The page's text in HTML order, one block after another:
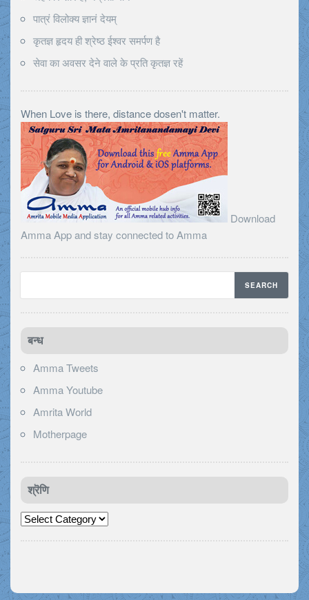
पात्रं विलोक्य ज्ञानं देयम्
कृतज्ञ हृदय ही श्रेष्ठ ईश्वर समर्पण है
सेवा का अवसर देने वाले के प्रति कृतज्ञ रहें
When Love is there, distance dosen't matter.
Download
Amma App and stay connected to Amma
बन्ध
Amma Tweets
Amma Youtube
Amrita World
Motherpage
श्रॆणि
श्रॆणि